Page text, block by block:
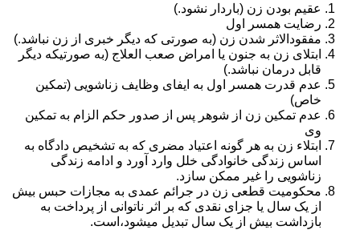
عقیم بودن زن (باردار نشود.)
رضایت همسر اول
مفقودالاثر شدن زن (به صورتی که دیگر خبری از زن نباشد.)
ابتلای زن به جنون یا امراض صعب العلاج (به صورتیکه دیگر
قابل درمان نباشد.)
عدم قدرت همسر اول به ایفای وظایف زناشویی (تمکین
خاص)
عدم تمکین زن از شوهر پس از صدور حکم الزام به تمکین
وی
ابتلاء زن به هر گونه اعتیاد مضری که به تشخیص دادگاه به
اساس زندگی خانوادگی خلل وارد آورد و ادامه زندگی
زناشویی را غیر ممکن سازد.
محکومیت قطعی زن در جرائم عمدی به مجازات حبس بیش
از یک سال یا جزای نقدی که بر اثر ناتوانی از پرداخت به
بازداشت بیش از یک سال تبدیل می‎شود،است.